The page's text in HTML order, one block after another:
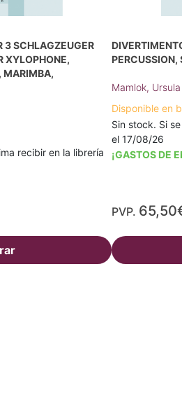
3 SCHLAGZEUGER
XYLOPHONE,
MARIMBA,
recibir en la librería
PERCUSSION,
Mamlok, Ursula
Disponible en
Sin stock. Si
el 17/08/26
¡GASTOS DE
PVP.